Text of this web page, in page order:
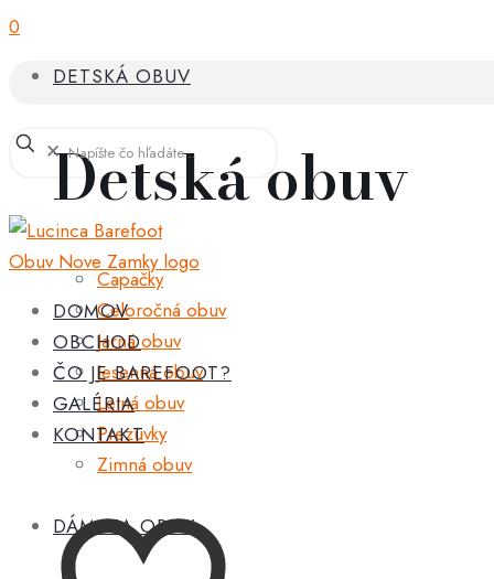
0
DETSKÁ OBUV
Detská obuv
Capačky
Celoročná obuv
Jarná obuv
Jesenná obuv
Letná obuv
Prezuvky
Zimná obuv
DÁMSKA OBUV
✕
DOMOV
OBCHOD
ČO JE BAREFOOT?
GALÉRIA
KONTAKT